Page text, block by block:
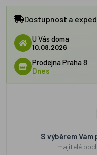
Dostupnost a
U Vás doma
10.08.2026
Prodejna Praha 8
Dnes
S výběrem
majitelé